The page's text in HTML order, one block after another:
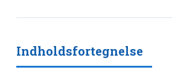
Indholdsfortegnelse